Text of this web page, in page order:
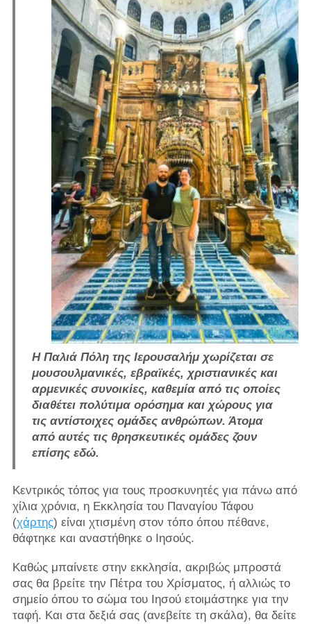
Η Παλιά Πόλη της Ιερουσαλήμ χωρίζεται σε
μουσουλμανικές, εβραϊκές, χριστιανικές και
αρμενικές συνοικίες, καθεμία από τις οποίες
διαθέτει πολύτιμα ορόσημα και χώρους για
τις αντίστοιχες ομάδες ανθρώπων. Άτομα
από αυτές τις θρησκευτικές ομάδες ζουν
επίσης εδώ.
Κεντρικός τόπος για τους προσκυνητές για πάνω από
χίλια χρόνια, η Εκκλησία του Παναγίου Τάφου
(χάρτης) είναι χτισμένη στον τόπο όπου πέθανε,
θάφτηκε και αναστήθηκε ο Ιησούς.
Καθώς μπαίνετε στην εκκλησία, ακριβώς μπροστά
σας θα βρείτε την Πέτρα του Χρίσματος, ή αλλιώς το
σημείο όπου το σώμα του Ιησού ετοιμάστηκε για την
ταφή. Και στα δεξιά σας (ανεβείτε τη σκάλα), θα δείτε